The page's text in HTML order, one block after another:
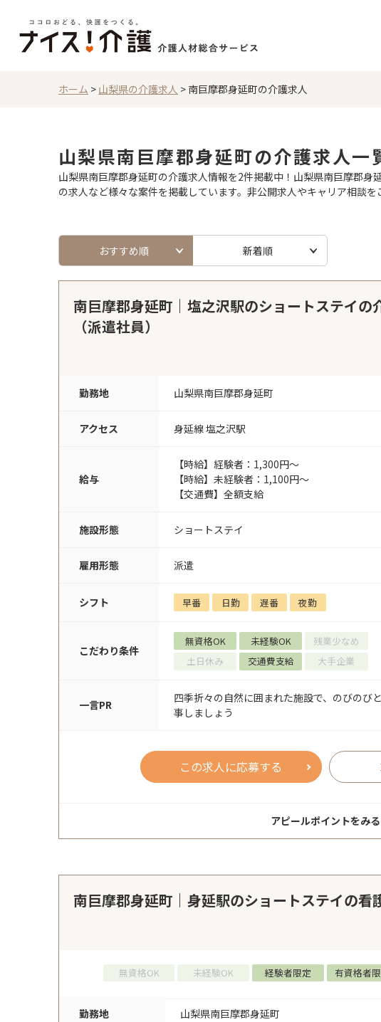
ホーム > 山梨県の介護求人 > 南巨摩郡身延町の介護求人
山梨県南巨摩郡身延町の介護求人一
山梨県南巨摩郡身延町の介護求人情報を2件掲載中！山梨県南巨摩郡
の求人など様々な案件を掲載しています。非公開求人やキャリア相談
おすすめ順 新着順
南巨摩郡身延町｜塩之沢駅のショートステイの
（派遣社員）
勤務地 山梨県南巨摩郡身延町
アクセス 身延線 塩之沢駅
給与
【時給】経験者：1,300円～
【時給】未経験者：1,100円～
【交通費】全額支給
施設形態 ショートステイ
雇用形態 派遣
シフト 早番 日勤 遅番 夜勤
こだわり条件
無資格OK 未経験OK
残業少なめ
土日休み
交通費支給 大手企業
一言PR
四季折々の自然に囲まれた施設で、のびのび
事しましょう
この求人に応募する
アピールポイントをみる
南巨摩郡身延町｜身延駅のショートステイの看
無資格OK 未経験OK 経験者限定 有資格者
勤務地 山梨県南巨摩郡身延町